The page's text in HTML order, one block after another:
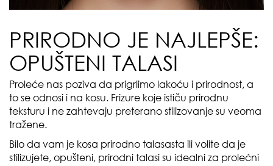
PRIRODNO JE NAJLEPŠE:
OPUŠTENI TALASI
Proleće nas poziva da prigrlimo lakoću i prirodnost, a
to se odnosi i na kosu. Frizure koje ističu prirodnu
teksturu i ne zahtevaju preterano stilizovanje su veoma
tražene.
Bilo da vam je kosa prirodno talasasta ili volite da je
stilizujete, opušteni, prirodni talasi su idealni za prolećni